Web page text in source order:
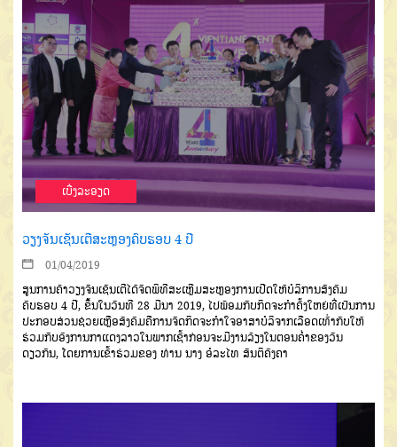
ເບີ່ງລະອຽດ
ວຽງຈັນເຊັນເຕີສະຫຼອງຄົບຮອບ 4 ປີ
01/04/2019
ສູນການຄ້າວຽງຈັນເຊັນເຕີໄດ້ຈັດພິທີສະເຫຼີມສະຫຼອງການເປີດໃຫ້ບໍລິການສັງຄົມ
ຄົບຮອບ 4 ປີ, ຂຶ້ນໃນວັນທີ 28 ມີນາ 2019, ໄປພ້ອມກັບກິດຈະກຳຄັ້ງໃຫຍ່ທີ່ເປັນການ
ປະກອບສ່ວນຊ່ວຍເຫຼືອສັງຄົມຄືການຈັດກິດຈະກຳໃຈອາສາບໍລິຈາກເລືອດເທົ່າກັບໃຫ້
ຮ່ວມກັບອົງການກາແດງລາວໃນພາກເຊົ້າກ່ອນຈະມີງານລ້ຽງໃນຕອນຄ່ຳຂອງວັນ
ດຽວກັນ, ໂດຍການເຂົ້າຮ່ວມຂອງ ທ່ານ ນາງ ອໍລະໄທ ສັນຕິຄົງຄາ